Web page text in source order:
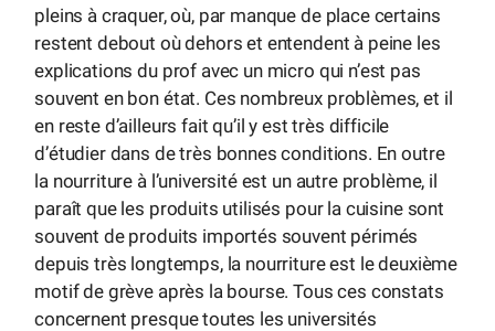
pleins à craquer, où, par manque de place certains
restent debout où dehors et entendent à peine les
explications du prof avec un micro qui n’est pas
souvent en bon état. Ces nombreux problèmes, et il
en reste d’ailleurs fait qu’il y est très difficile
d’étudier dans de très bonnes conditions. En outre
la nourriture à l’université est un autre problème, il
paraît que les produits utilisés pour la cuisine sont
souvent de produits importés souvent périmés
depuis très longtemps, la nourriture est le deuxième
motif de grève après la bourse. Tous ces constats
concernent presque toutes les universités